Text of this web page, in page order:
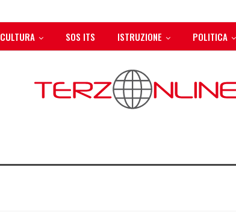
CULTURA SOS ITS ISTRUZIONE POLITICA